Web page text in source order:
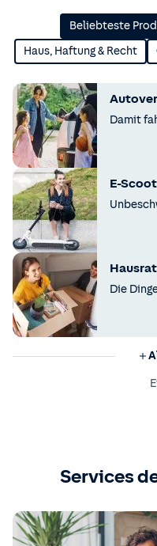
Beliebteste
Haus, Haftung & Recht
Damit
E-
Die
Services